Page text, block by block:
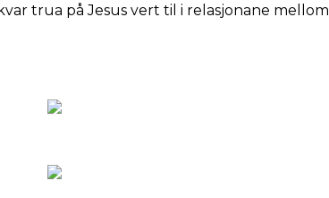
trua på Jesus vert til i relasjonane mellom